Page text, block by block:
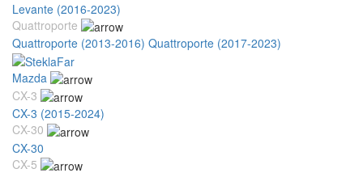
Levante (2016-2023)
Quattroporte
Quattroporte (2013-2016) Quattroporte (2017-2023)
Mazda
CX-3
CX-3 (2015-2024)
CX-30
CX-30
CX-5